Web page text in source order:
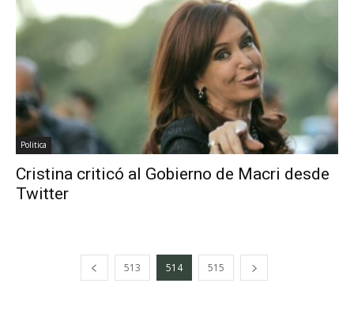
Politica
Cristina criticó al Gobierno de Macri desde
Twitter
513 514 515